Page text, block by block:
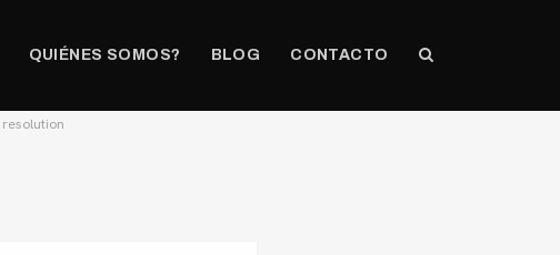
QUIÉNES SOMOS? BLOG CONTACTO